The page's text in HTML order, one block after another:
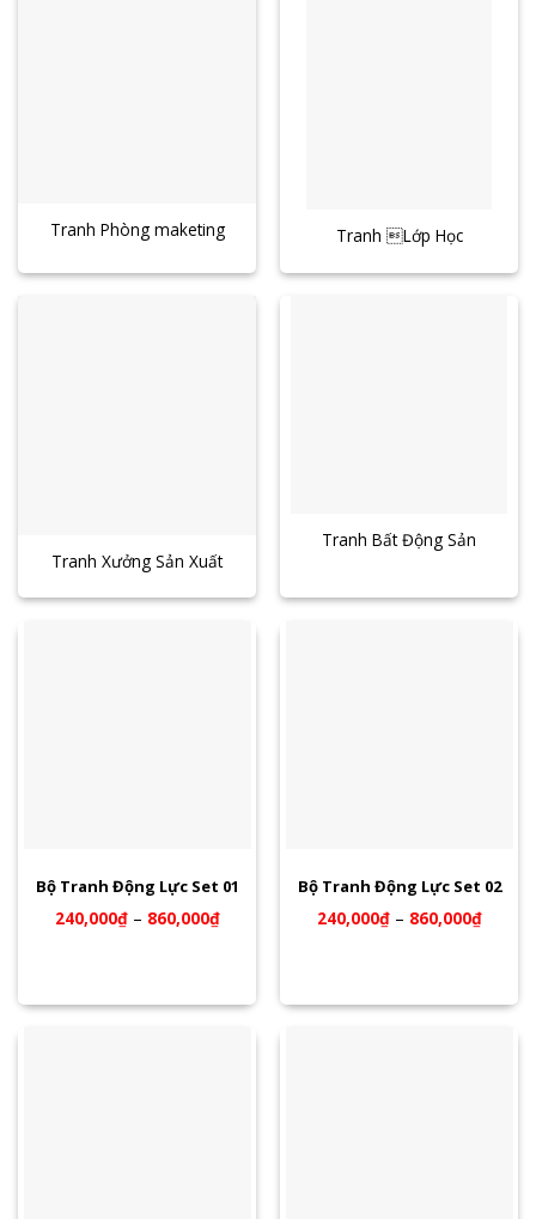
Tranh Phòng maketing Tranh Lớp Học
Tranh Xưởng Sản Xuất
Tranh Bất Động Sản
Bộ Tranh Động Lực Set 01
240,000₫– 860,000₫
Bộ Tranh Động Lực Set 02
240,000₫– 860,000₫